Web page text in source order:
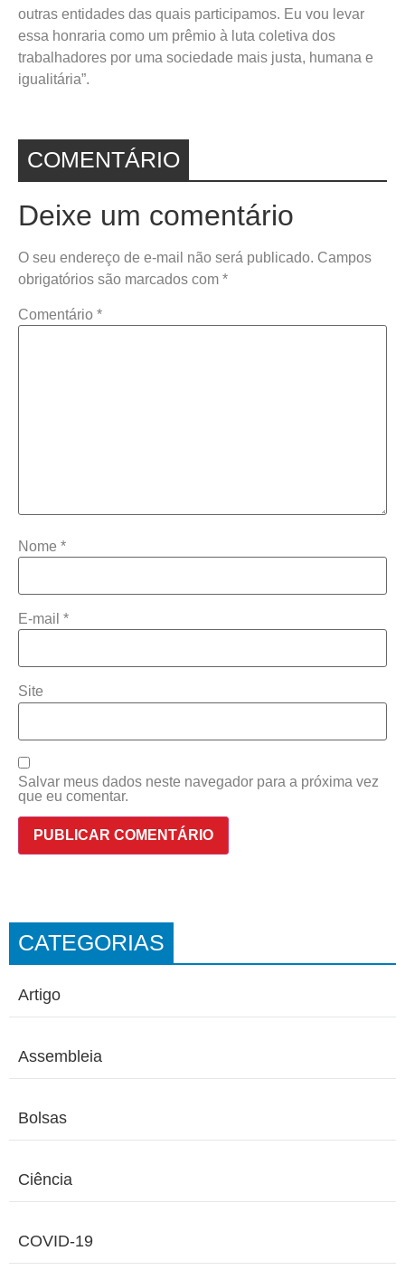
outras entidades das quais participamos. Eu vou levar
essa honraria como um prêmio à luta coletiva dos
trabalhadores por uma sociedade mais justa, humana e
igualitária”.
COMENTÁRIO
Deixe um comentário
O seu endereço de e-mail não será publicado. Campos
obrigatórios são marcados com *
Comentário *
Nome *
E-mail *
Site
Salvar meus dados neste navegador para a próxima vez
que eu comentar.
CATEGORIAS
Artigo
Assembleia
Bolsas
Ciência
COVID-19